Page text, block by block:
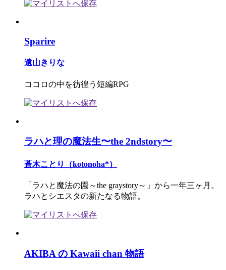
Sparire
遠山きりな
ココロの中を彷徨う短編RPG
ラハと理の魔法生〜the 2ndstory〜
蒼木ことり（kotonoha*）
「ラハと魔法の園～the graystory～」から一年三ヶ月。
ラハとシエスタの新たなる物語。
AKIBA の Kawaii chan 物語